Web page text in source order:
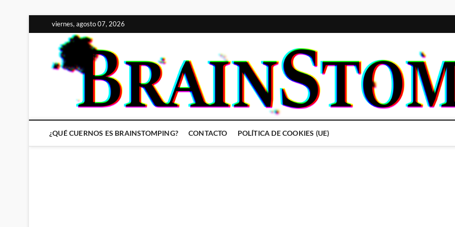
al
contenido
viernes, agosto 07, 2026
¿QUÉ CUERNOS ES BRAINSTOMPING? CONTACTO POLÍTICA DE COOKIES (UE)